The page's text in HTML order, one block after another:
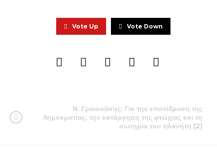
Vote Up Vote Down
Ν. Γραικούσης: Για την επανίδρυση της
δημοκρατίας, την κατάργηση της φτώχιας και τη
σωτηρία του πλανήτη (2)